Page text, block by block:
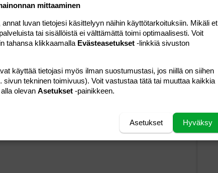
mittaaminen
luvan tietojesi käsittelyyn näihin käyttötarkoituksiin. Mikäli et
tai sisällöistä ei välttämättä toimi optimaalisesti. Voit
tahansa klikkaamalla Evästeasetukset -linkkiä sivuston
käyttää tietojasi myös ilman suostumustasi, jos niillä on siihen
sivun tekninen toimivuus). Voit vastustaa tätä tai muuttaa kaikkia
olevan Asetukset -painikkeen.
Hyväksy
Asetukset